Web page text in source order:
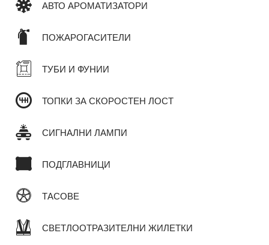
АВТО АРОМАТИЗАТОРИ
ПОЖАРОГАСИТЕЛИ
ТУБИ И ФУНИИ
ТОПКИ ЗА СКОРОСТЕН ЛОСТ
СИГНАЛНИ ЛАМПИ
ПОДГЛАВНИЦИ
ТАСОВЕ
СВЕТЛООТРАЗИТЕЛНИ ЖИЛЕТКИ